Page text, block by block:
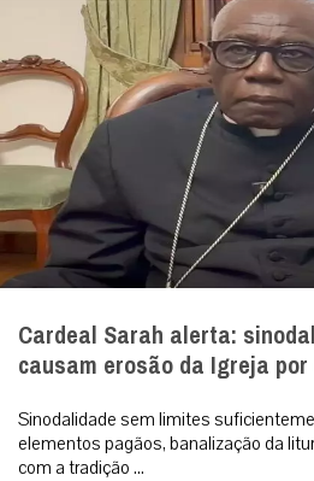
Cardeal Sarah alerta:
causam erosão da Igreja
Sinodalidade sem limites
elementos pagãos, banalização da
com a tradição ...